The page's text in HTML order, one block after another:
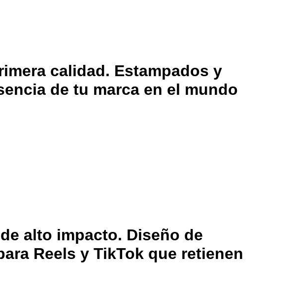
calidad. Estampados y
de tu marca en el mundo
alto impacto. Diseño de
Reels y TikTok que retienen